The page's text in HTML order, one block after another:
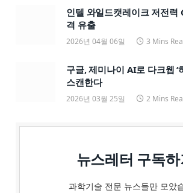
인텔 와일드캣레이크 저전력
격 유출
2026년 04월 06일 3 Mins
구글, 제미나이 AI로 다크웹 ‘
스캔한다
2026년 03월 25일 2 Mins
뉴스레터 구독하
과학기술 전문 뉴스들만 모았